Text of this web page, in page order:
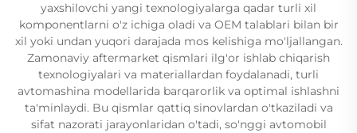
yaxshilovchi yangi texnologiyalarga qadar turli xil
komponentlarni o'z ichiga oladi va OEM talablari bilan bir
xil yoki undan yuqori darajada mos kelishiga mo'ljallangan.
Zamonaviy aftermarket qismlari ilg'or ishlab chiqarish
texnologiyalari va materiallardan foydalanadi, turli
avtomashina modellarida barqarorlik va optimal ishlashni
ta'minlaydi. Bu qismlar qattiq sinovlardan o'tkaziladi va
sifat nazorati jarayonlaridan o'tadi, so'nggi avtomobil